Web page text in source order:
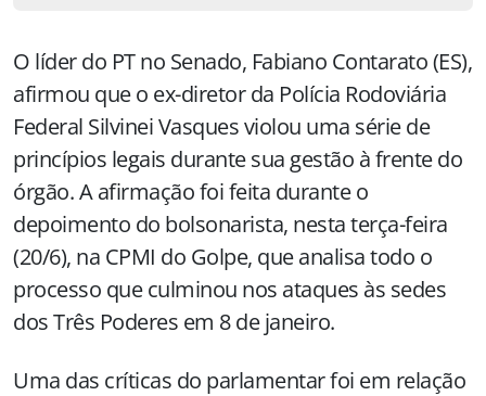
O líder do PT no Senado, Fabiano Contarato (ES),
afirmou que o ex-diretor da Polícia Rodoviária
Federal Silvinei Vasques violou uma série de
princípios legais durante sua gestão à frente do
órgão. A afirmação foi feita durante o
depoimento do bolsonarista, nesta terça-feira
(20/6), na CPMI do Golpe, que analisa todo o
processo que culminou nos ataques às sedes
dos Três Poderes em 8 de janeiro.
Uma das críticas do parlamentar foi em relação